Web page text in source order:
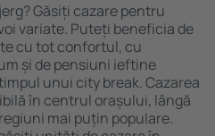
Găsiți cazare pentru
variate. Puteți beneficia de
cu tot confortul, cu
și de pensiuni ieftine
unui city break. Cazarea
în centrul orașului, lângă
mai puțin populare.